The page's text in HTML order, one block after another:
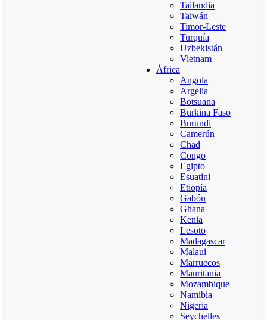
Tailandia
Taiwán
Timor-Leste
Turquía
Uzbekistán
Vietnam
África
Angola
Argelia
Botsuana
Burkina Faso
Burundi
Camerún
Chad
Congo
Egipto
Esuatini
Etiopía
Gabón
Ghana
Kenia
Lesoto
Madagascar
Malaui
Marruecos
Mauritania
Mozambique
Namibia
Nigeria
Seychelles